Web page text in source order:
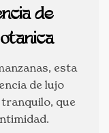
de
esta
de lujo
que